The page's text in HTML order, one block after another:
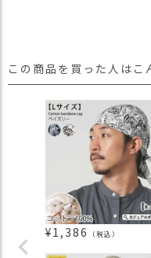
この商品を買った人は
¥1,386 （税込）